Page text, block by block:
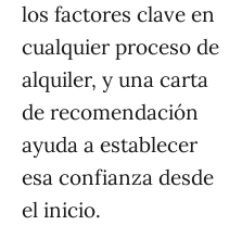
los factores clave en
cualquier proceso de
alquiler, y una carta
de recomendación
ayuda a establecer
esa confianza desde
el inicio.